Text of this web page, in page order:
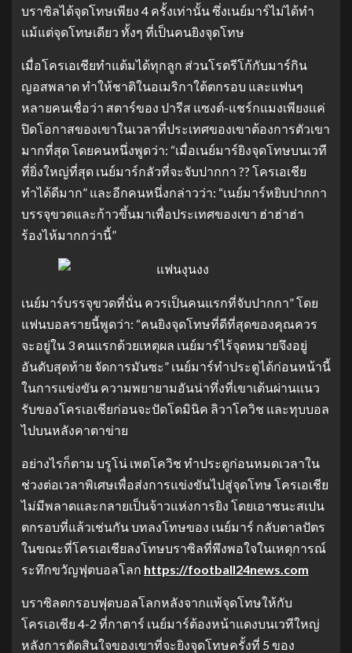
บราซิลได้จุดโทษเพียง 4 ครั้งเท่านั้น ซึ่งเนย์มาร์ไม่ได้ทำ
แม้แต่จุดโทษเดียว ทั้งๆ ที่เป็นคนยิงจุดโทษ
เมื่อโครเอเชียทำแต้มได้ทุกลูก ส่วนโรดรีโก้กับมาร์กิน
ญอสพลาด ทำให้ชาติในอเมริกาใต้ตกรอบ และแฟนๆ
หลายคนเชื่อว่า สตาร์ของ ปารีส แซงต์-แชร์กแมงเพียงแค่
ปิดโอกาสของเขาในเวลาที่ประเทศของเขาต้องการตัวเขา
มากที่สุด โดยคนหนึ่งพูดว่า: “เมื่อเนย์มาร์ยิงจุดโทษบนเวที
ที่ยิ่งใหญ่ที่สุด เนย์มาร์กลัวที่จะจับปากกา ?? โครเอเชีย
ทำได้ดีมาก” และอีกคนหนึ่งกล่าวว่า: “เนย์มาร์หยิบปากกา
บรรจุขวดและก้าวขึ้นมาเพื่อประเทศของเขา ฮ่าฮ่าฮ่า
ร้องไห้มากกว่านี้”
เนย์มาร์บรรจุขวดที่นั่น ควรเป็นคนแรกที่จับปากกา” โดย
แฟนบอลรายนี้พูดว่า: “คนยิงจุดโทษที่ดีที่สุดของคุณควร
จะอยู่ใน 3 คนแรกด้วยเหตุผล เนย์มาร์ไร้จุดหมายจึงอยู่
อันดับสุดท้าย จัดการมันซะ” เนย์มาร์ทำประตูได้ก่อนหน้านี้
ในการแข่งขัน ความพยายามอันน่าทึ่งที่เขาเต้นผ่านแนว
รับของโครเอเชียก่อนจะปัดโดมินิค ลิวาโควิช และทุบบอล
ไปบนหลังคาตาข่าย
อย่างไรก็ตาม บรูโน่ เพตโควิช ทำประตูก่อนหมดเวลาใน
ช่วงต่อเวลาพิเศษเพื่อส่งการแข่งขันไปสู่จุดโทษ โครเอเชีย
ไม่มีพลาดและกลายเป็นจ้าวแห่งการยิง โดยเอาชนะสเปน
ตกรอบที่แล้วเช่นกัน บทลงโทษของ เนย์มาร์ กลับตาลปัตร
ในขณะที่โครเอเชียลงโทษบราซิลที่พึงพอใจในเหตุการณ์
ระทึกขวัญฟุตบอลโลก https://football24news.com
บราซิลตกรอบฟุตบอลโลกหลังจากแพ้จุดโทษให้กับ
โครเอเชีย 4-2 ที่กาตาร์ เนย์มาร์ต้องหน้าแดงบนเวทีใหญ่
หลังการตัดสินใจของเขาที่จะยิงจุดโทษครั้งที่ 5 ของ